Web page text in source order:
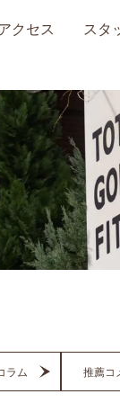
クセス スタ
ラム 推薦コ